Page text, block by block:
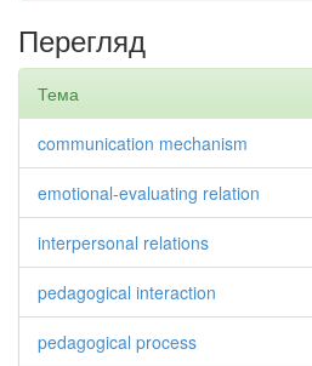
Перегляд
Тема
communication mechanism
emotional-evaluating relation
interpersonal relations
pedagogical interaction
pedagogical process